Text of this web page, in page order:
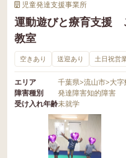
児童発達支援事業所
運動遊びと療育支援
教室
空きあり 送迎あり 土日祝営
エリア 千葉県>流山市>大
障害種別
発達障害知的障害
受け入れ年齢未就学